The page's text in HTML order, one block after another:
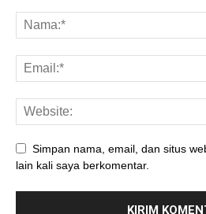
Simpan nama, email, dan situs
lain kali saya berkomentar.